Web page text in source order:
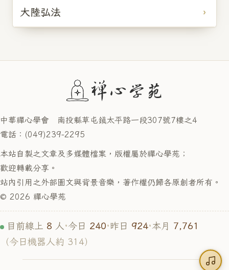
大陸弘法
中華禪心學會 南投縣草屯鎮太平路一段307號7樓之4
電話：(049)239-2295
本站自製之文章及多媒體檔案，版權屬於禪心學苑；
歡迎轉載分享。
站內引用之外部圖文與背景音樂，著作權仍歸各原創者所有。
© 2026 禪心學苑
目前線上 8 人·今日 240·昨日 924·本月 7,761
（今日機器人約 314）